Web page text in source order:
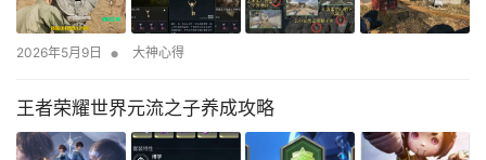
2026年5月9日 • 大神心得
王者荣耀世界元流之子养成攻略